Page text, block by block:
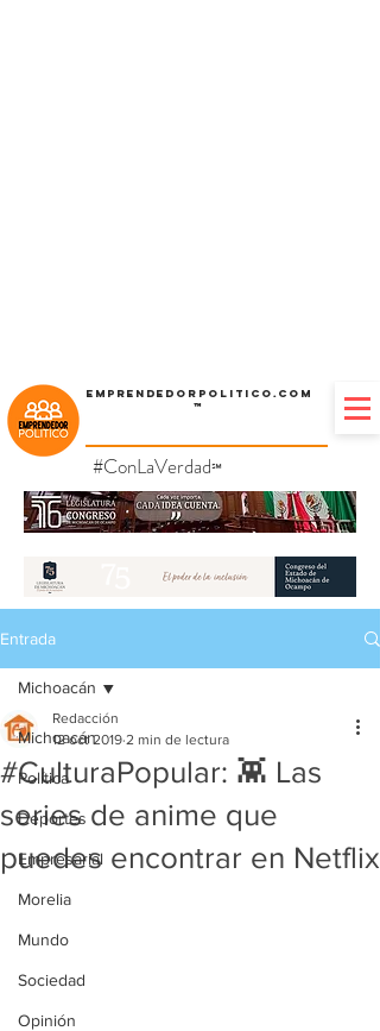
Emprendedorpolitico.com
™
#ConLaVerdad℠
Entrada
Michoacán
Política
Deportes
Empresarial
Morelia
Mundo
Sociedad
Opinión
Michoacán
#CulturaPopular: 👾 Las
series de anime que
puedes encontrar en Netflix
Redacción
12 oct 2019 2 min de lectura